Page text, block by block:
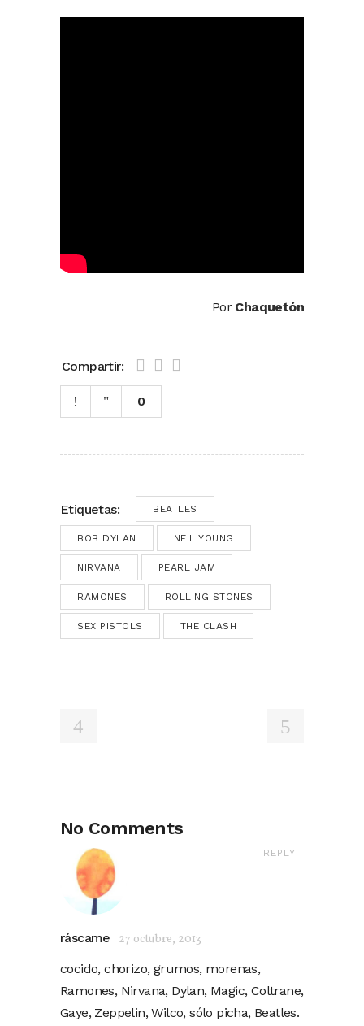
Por Chaquetón
Compartir:
0
Etiquetas: BEATLES
BOB DYLAN NEIL YOUNG
NIRVANA PEARL JAM
RAMONES ROLLING STONES
SEX PISTOLS THE CLASH
No Comments
REPLY
ráscame
27 octubre, 2013
cocido, chorizo, grumos, morenas,
Ramones, Nirvana, Dylan, Magic, Coltrane,
Gaye, Zeppelin, Wilco, sólo picha, Beatles.